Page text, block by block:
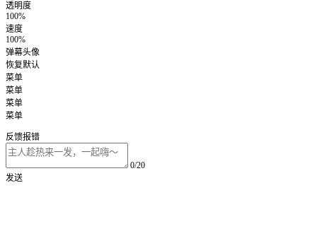
透明度
100%
速度
100%
弹幕头像
恢复默认
菜单
菜单
菜单
菜单
反馈报错
0/20
发送